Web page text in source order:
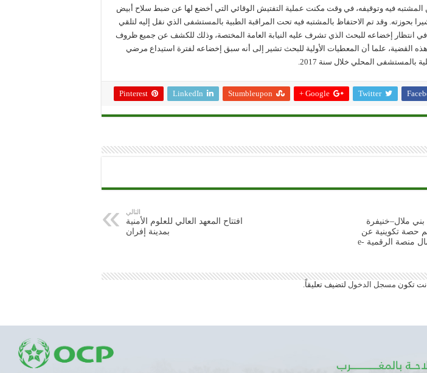
المشتبه فيه وتوقيفه، في وقت مكنت عملية التفتيش الوقائي التي أخضع لها عن ضبط سلاح أبيض
بحوزته. وقد تم الاحتفاظ بالمشتبه فيه تحت المراقبة الطبية بالمستشفى الذي نقل إليه لتلقي
في انتظار إخضاعه للبحث الذي تشرف عليه النيابة العامة المختصة، وذلك للكشف عن جميع ظروف
القضية، علما أن المعطيات الأولية للبحث تشير إلى أنه سبق إخضاعه لفترة استيداع مرضي
بالمستشفى المحلي خلال سنة 2017.
Twitter
Google +
Stumbleupon
LinkedIn
Pinterest
بني ملال–خنيفرة
حصة تكوينية عن
بُعد حول استعمال منصة الرقمية e-
التالي
افتتاح المعهد العالي للعلوم الأمنية
بمدينة إفران
تكون مسجل الدخول لتضيف تعليقاً.